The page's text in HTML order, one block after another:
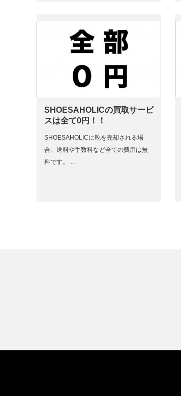
SHOESAHOLICの買取サービ
スは全て0円！！
SHOESAHOLICに靴を売却される場
合、送料や手数料など全ての費用は無
料です。 …